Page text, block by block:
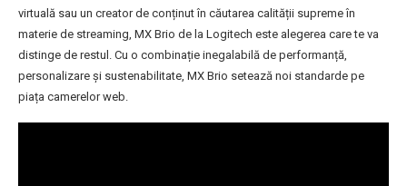
virtuală sau un creator de conținut în căutarea calității supreme în
materie de streaming, MX Brio de la Logitech este alegerea care te va
distinge de restul. Cu o combinație inegalabilă de performanță,
personalizare și sustenabilitate, MX Brio setează noi standarde pe
piața camerelor web.